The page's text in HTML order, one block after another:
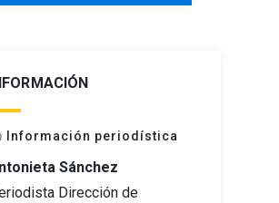
Información periodística
Sánchez
Dirección de